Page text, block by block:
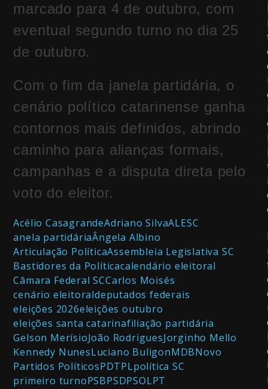
marcado para 4 de outubro, com
eventual segundo turno no dia 25
de outubro.
Com o fim da janela partidária, o
cenário político catarinense ganha
contornos mais definidos, abrindo
caminho para alianças formais,
campanhas e a disputa direta pelo
voto do eleitor.
Acélio CasagrandeAdriano SilvaALESC
anela partidáriaÂngela Albino
Articulação PolíticaAssembleia Legislativa SC
Bastidores da Políticacalendário eleitoral
Câmara Federal SCCarlos Moisés
cenário eleitoraldeputados federais
eleições 2026eleições outubro
eleições santa catarinafiliação partidária
Gelson MerísioJoão RodriguesJorginho Mello
Kennedy NunesLuciano BuligonMDBNovo
Partidos PolíticosPDTPLpolítica SC
primeiro turnoPSBPSDPSOLPT